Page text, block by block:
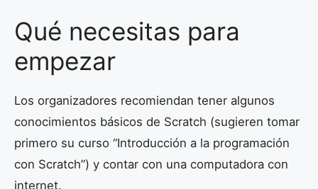
Qué necesitas para
empezar
Los organizadores recomiendan tener algunos
conocimientos básicos de Scratch (sugieren tomar
primero su curso “Introducción a la programación
con Scratch”) y contar con una computadora con
internet.